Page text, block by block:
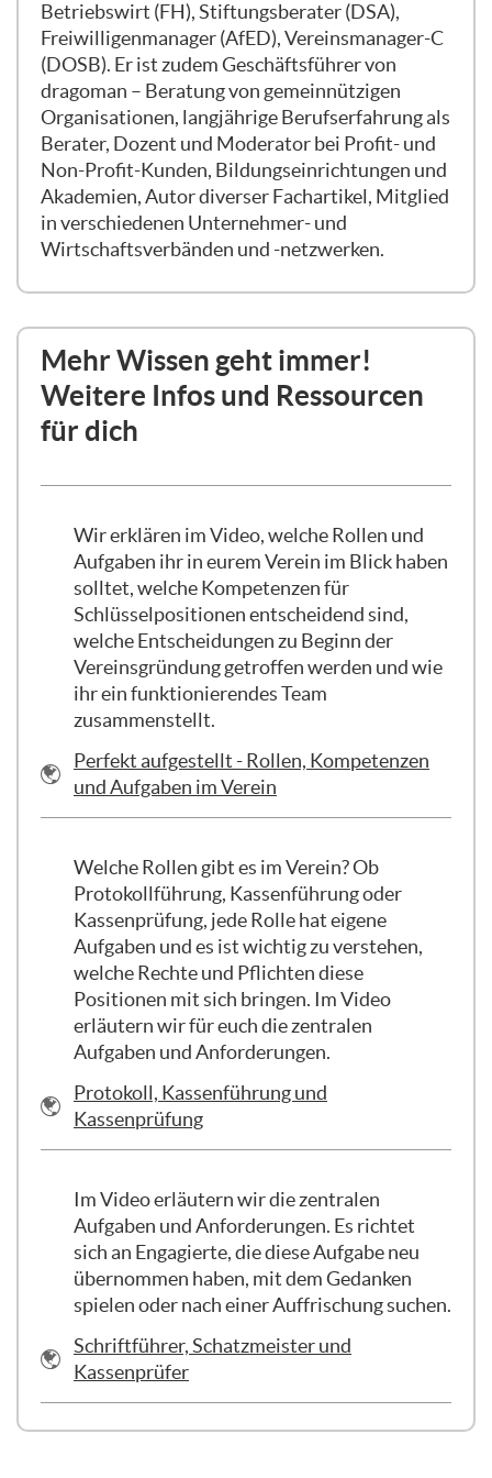
hat zwar nicht alle Posten besetzt, aber die
Arbeit ist trotzdem gut zu bewältigen.
Etwa zwei Drittel haben das Gefühl, dass
man da noch einmal reinschauen muss.
Spätestens für die, die mit „C“
geantwortet haben, ist auf jeden Fall
heute Abend etwas dabei.
Zum Einstieg möchte ich noch einmal kurz
rekapitulieren, was bereits in anderen
benötigt als juristische Person einen
gesetzlichen Vertreter, der für den Verein
nach außen handelt. Ähnlich wie bei einem
minderjährigen Kind, das noch keine
Willenserklärungen abgeben kann, muss
es jemanden geben, der das für den Verein
Vereinsregister eingetragen und dürfen
tatsächlich nur vorgeschrieben, dass der
Verein einen Vorstand benötigt. Diese
kann aus lediglich einer einzigen Person
bestehen, was jedoch wenig sinnvoll wäre,
da dann sehr viel Arbeit auf dieser Person
lastet und sie wahrscheinlich wegen
Überlastung aufgeben würde. Zudem wäre
es ein großes Risiko für den Verein, wenn
diese Person nicht mehr da wäre, sodass
der Verein handlungsunfähig wäre. Daher
sollten immer mindestens zwei Personen
In der Satzung muss festgelegt werden,
wie groß der Vorstand ist und auf welche
Art und Weise die Personen dort
hineingekommen sind, also ob sie gewählt
wurden oder auf andere Weise. Alles
Weitere liegt bei euch. Ihr habt die
Möglichkeit, das in der Satzung zu
formulieren und Positionen zu schaffen,
die für euren Verein und dessen Projekte
funktionieren. Es gibt keine Vorgabe, wie
werden müssen. In vielen älteren
Vereinssatzungen steht zwar, dass es
einen ersten Vorsitzenden, einen
stellvertretenden Vorsitzenden, einen
Schatzmeister und ähnliche
ihr das für euch bezeichnet. Insbesondere
seid ihr flexibel, wie ihr die Ressourcen
zuteilt, also was diese Personen letztlich
machen und mit welchem
Betriebswirt (FH), Stiftungsberater (DSA),
Freiwilligenmanager (AfED), Vereinsmanager-C
(DOSB). Er ist zudem Geschäftsführer von
dragoman – Beratung von gemeinnützigen
Organisationen, langjährige Berufserfahrung als
Berater, Dozent und Moderator bei Profit- und
Non-Profit-Kunden, Bildungseinrichtungen und
Akademien, Autor diverser Fachartikel, Mitglied
in verschiedenen Unternehmer- und
Wirtschaftsverbänden und -netzwerken.
Mehr Wissen geht immer!
Weitere Infos und Ressourcen
für dich
Link/URL
Perfekt aufgestellt - Rollen, Kompetenzen
und Aufgaben im Verein
Wir erklären im Video, welche Rollen und
Aufgaben ihr in eurem Verein im Blick haben
solltet, welche Kompetenzen für
Schlüsselpositionen entscheidend sind,
welche Entscheidungen zu Beginn der
Vereinsgründung getroffen werden und wie
ihr ein funktionierendes Team
zusammenstellt.
Link/URL
Protokoll, Kassenführung und
Kassenprüfung
Welche Rollen gibt es im Verein? Ob
Protokollführung, Kassenführung oder
Kassenprüfung, jede Rolle hat eigene
Aufgaben und es ist wichtig zu verstehen,
welche Rechte und Pflichten diese
Positionen mit sich bringen. Im Video
erläutern wir für euch die zentralen
Aufgaben und Anforderungen.
Link/URL
Schriftführer, Schatzmeister und
Kassenprüfer
Im Video erläutern wir die zentralen
Aufgaben und Anforderungen. Es richtet
sich an Engagierte, die diese Aufgabe neu
übernommen haben, mit dem Gedanken
spielen oder nach einer Auffrischung suchen.